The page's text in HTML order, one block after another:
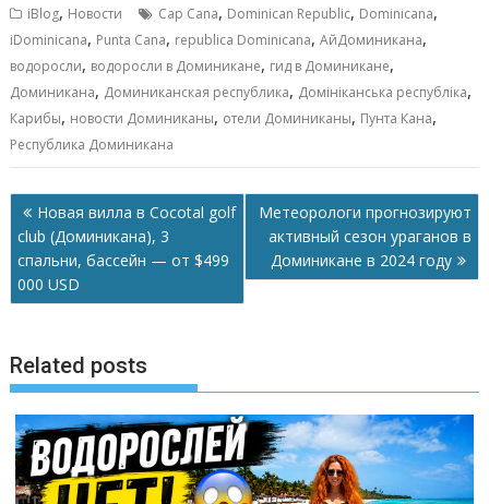
e
b
o
o
k
ai
l
at
s
A
p
p
ss
e
n
g
er
п
р
а
в
и
т
iBlog, Новости Cap Cana, Dominican Republic, Dominicana,
iDominicana, Punta Cana, republica Dominicana,АйДоминикана,
водоросли, водоросли в Доминикане, гид в Доминикане,
Доминикана, Доминиканская республика, Домініканська республіка,
Карибы, новости Доминиканы, отели Доминиканы, Пунта Кана,
Республика Доминикана
Навигация
по
записям
Новая вилла в Cocotal golf
club (Доминикана), 3
спальни, бассейн — от $499
000 USD
Метеорологи прогнозируют
активный сезон ураганов в
Доминикане в 2024 году
Related posts